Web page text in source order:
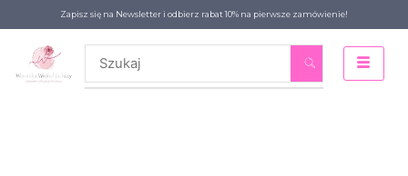
Zapisz się na Newsletter i odbierz rabat 10% na pierwsze zamówienie!